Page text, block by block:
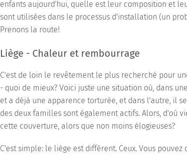
enfants aujourd'hui, quelle est leur composition et
sont utilisées dans le processus d'installation (un
Prenons la route!
Liège - Chaleur et rembourrage
C'est de loin le revêtement le plus recherché pour
- quoi de mieux? Voici juste une situation où, dans
et a déjà une apparence torturée, et dans l'autre, il
des deux familles sont également actifs. Alors, d'où
cette couverture, alors que non moins élogieuses?
C'est simple: le liège est différent. Ceux. Vous